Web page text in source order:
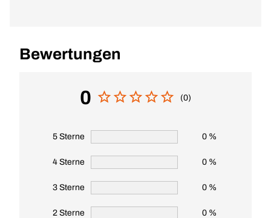
Bewertungen
0 (0)
5 Sterne 0 %
4 Sterne 0 %
3 Sterne 0 %
2 Sterne 0 %